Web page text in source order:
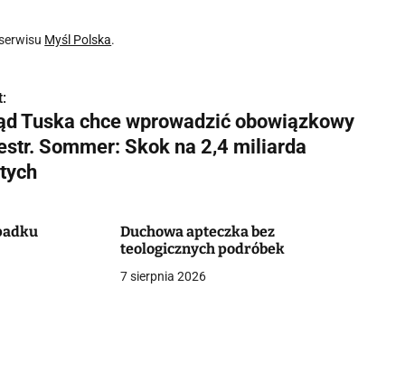
Myśl Polska.
Tuska chce wprowadzić obowiązkowy
Sommer: Skok na 2,4 miliarda
Duchowa apteczka bez
teologicznych podróbek
7 sierpnia 2026